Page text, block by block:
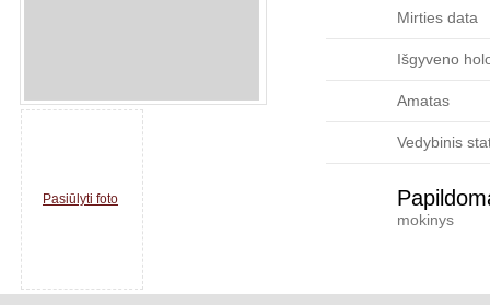
Pasiūlyti foto
Mirties data
Išgyveno
Amatas
Vedybinis
mokinys